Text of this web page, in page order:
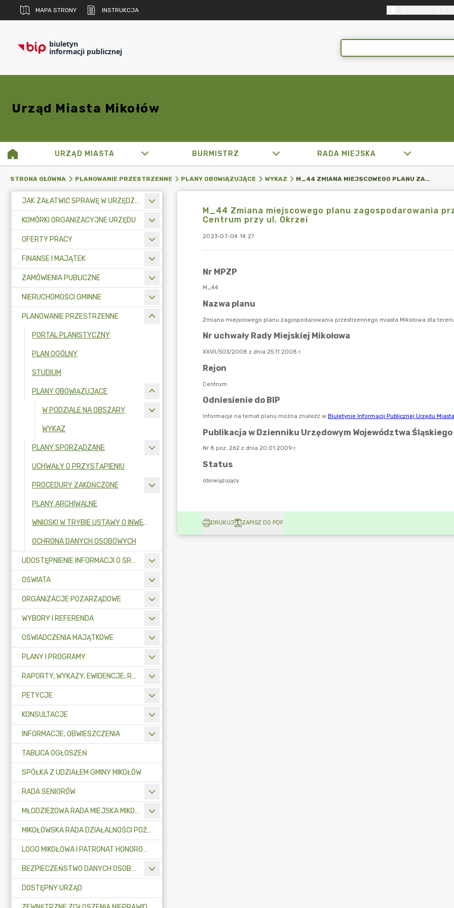
MAPA STRONY INSTRUKCJA
biuletyn
informacji publicznej
Urząd Miasta Mikołów
URZĄD MIASTA BURMISTRZ RADA MIEJSKA
STRONA GŁÓWNA PLANOWANIE PRZESTRZENNE PLANY OBOWIĄZUJĄCE WYKAZ M_44 ZMIANA MIEJSCOWEGO PLANU ZAGOSPODAROWANIA PRZESTRZENNEGO MIASTA MIKOŁOWA DLA TERENU CENTRUM PRZY UL. OKRZEI
JAK ZAŁATWIĆ SPRAWĘ W URZĘDZIE MIASTA
KOMÓRKI ORGANIZACYJNE URZĘDU
OFERTY PRACY
FINANSE I MAJĄTEK
ZAMÓWIENIA PUBLICZNE
NIERUCHOMOŚCI GMINNE
PLANOWANIE PRZESTRZENNE
PORTAL PLANISTYCZNY
PLAN OGÓLNY
STUDIUM
PLANY OBOWIĄZUJĄCE
W PODZIALE NA OBSZARY
WYKAZ
PLANY SPORZĄDZANE
UCHWAŁY O PRZYSTĄPIENIU
PROCEDURY ZAKOŃCZONE
PLANY ARCHIWALNE
WNIOSKI W TRYBIE USTAWY O INWESTYCJACH MIESZKANIOWYCH
OCHRONA DANYCH OSOBOWYCH
UDOSTĘPNIENIE INFORMACJI O ŚRODOWISKU
OŚWIATA
ORGANIZACJE POZARZĄDOWE
WYBORY I REFERENDA
OŚWIADCZENIA MAJĄTKOWE
PLANY I PROGRAMY
RAPORTY, WYKAZY, EWIDENCJE, REJESTRY
PETYCJE
KONSULTACJE
INFORMACJE, OBWIESZCZENIA
TABLICA OGŁOSZEŃ
SPÓŁKA Z UDZIAŁEM GMINY MIKOŁÓW
RADA SENIORÓW
MŁODZIEŻOWA RADA MIEJSKA MIKOŁOWA
MIKOŁOWSKA RADA DZIAŁALNOŚCI POŻYTKU PUBLICZNEGO
LOGO MIKOŁOWA I PATRONAT HONOROWY BURMISTRZA MIKOŁOWA
BEZPIECZEŃSTWO DANYCH OSOBOWYCH
DOSTĘPNY URZĄD
M_44 Zmiana miejscowego planu zagospodarowania
Centrum przy ul. Okrzei
2023-07-04 14:27
DRUKUJ ZAPISZ DO PDF